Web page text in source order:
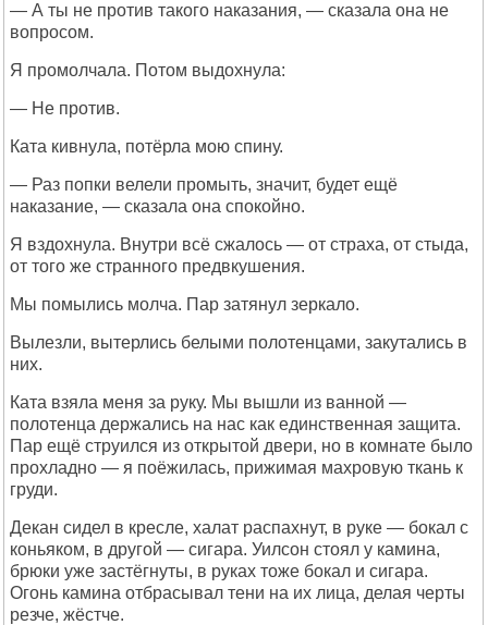
— А ты не против такого наказания, — сказала она не
вопросом.
Я промолчала. Потом выдохнула:
— Не против.
Ката кивнула, потёрла мою спину.
— Раз попки велели промыть, значит, будет ещё
наказание, — сказала она спокойно.
Я вздохнула. Внутри всё сжалось — от страха, от стыда,
от того же странного предвкушения.
Мы помылись молча. Пар затянул зеркало.
Вылезли, вытерлись белыми полотенцами, закутались в
них.
Ката взяла меня за руку. Мы вышли из ванной —
полотенца держались на нас как единственная защита.
Пар ещё струился из открытой двери, но в комнате было
прохладно — я поёжилась, прижимая махровую ткань к
груди.
Декан сидел в кресле, халат распахнут, в руке — бокал с
коньяком, в другой — сигара. Уилсон стоял у камина,
брюки уже застёгнуты, в руках тоже бокал и сигара.
Огонь камина отбрасывал тени на их лица, делая черты
резче, жёстче.